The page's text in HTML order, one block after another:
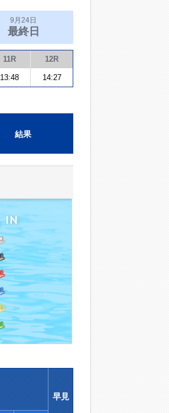
9月24日
最終日
11R 12R
13:48 14:27
結果
早見